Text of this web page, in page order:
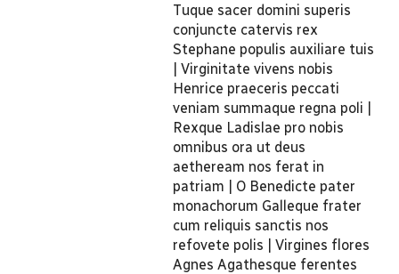
Tuque sacer domini superis
conjuncte catervis rex
Stephane populis auxiliare tuis
| Virginitate vivens nobis
Henrice praeceris peccati
veniam summaque regna poli |
Rexque Ladislae pro nobis
omnibus ora ut deus
aetheream nos ferat in
patriam | O Benedicte pater
monachorum Galleque frater
cum reliquis sanctis nos
refovete polis | Virgines flores
Agnes Agathesque ferentes